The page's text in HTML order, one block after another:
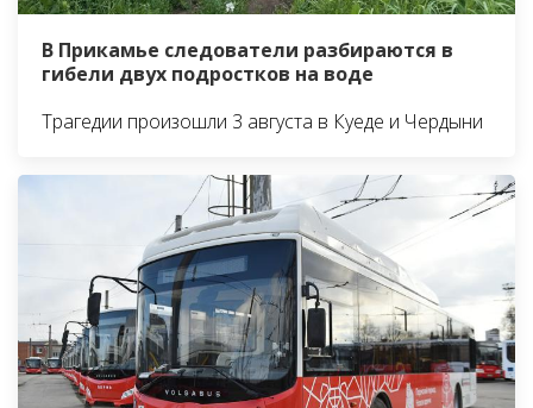
В Прикамье следователи разбираются в
гибели двух подростков на воде
Трагедии произошли 3 августа в Куеде и Чердыни